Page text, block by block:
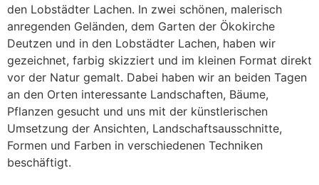
den Lobstädter Lachen. In zwei schönen, malerisch
anregenden Geländen, dem Garten der Ökokirche
Deutzen und in den Lobstädter Lachen, haben wir
gezeichnet, farbig skizziert und im kleinen Format direkt
vor der Natur gemalt. Dabei haben wir an beiden Tagen
an den Orten interessante Landschaften, Bäume,
Pflanzen gesucht und uns mit der künstlerischen
Umsetzung der Ansichten, Landschaftsausschnitte,
Formen und Farben in verschiedenen Techniken
beschäftigt.